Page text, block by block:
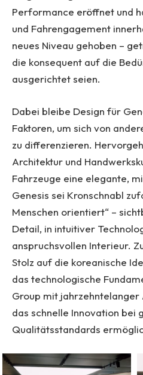
Performance eröffnet und
und Fahrengagement
neues Niveau gehoben –
die konsequent auf die
ausgerichtet seien.
Dabei bleibe Design für
Faktoren, um sich von
zu differenzieren.
Architektur und
Fahrzeuge eine elegante,
Genesis sei Kronschnabl
Menschen orientiert“ –
Detail, in intuitiver
anspruchsvollen Interieur.
Stolz auf die koreanische
das technologische
Group mit
das schnelle Innovation bei
Qualitätsstandards